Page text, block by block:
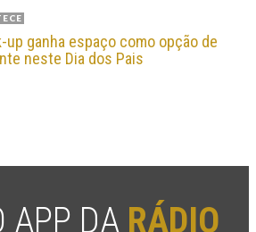
up ganha espaço como opção de
neste Dia dos Pais
APP DA RÁDIO